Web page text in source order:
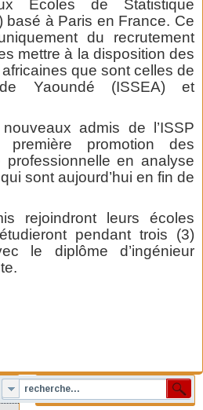
Ecoles de Statistique
basé à Paris en France. Ce
du recrutement
mettre à la disposition des
que sont celles de
Yaoundé (ISSEA) et
admis de l’ISSP
promotion des
en analyse
sont aujourd’hui en fin de
rejoindront leurs écoles
pendant trois (3)
le diplôme d’ingénieur